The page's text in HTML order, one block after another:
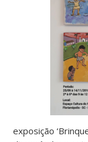
exposição